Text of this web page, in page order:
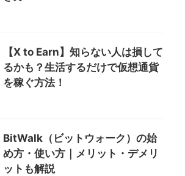
【X to Earn】知らない人は損して
るかも？生活するだけで仮想通貨
を稼ぐ方法！
BitWalk（ビットウォーク）の始
め方・使い方｜メリット・デメリ
ットも解説